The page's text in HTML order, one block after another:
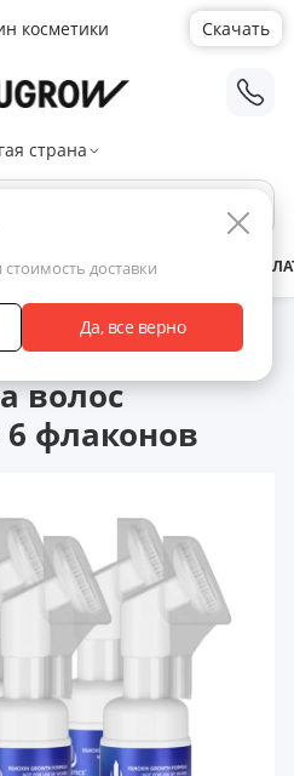
косметики Скачать
страна
доставки
Да, все верно
ЗАРАБОТАТЬ С НАМИ
для роста волос
5% - 6 флаконов
волос
6 флаконов